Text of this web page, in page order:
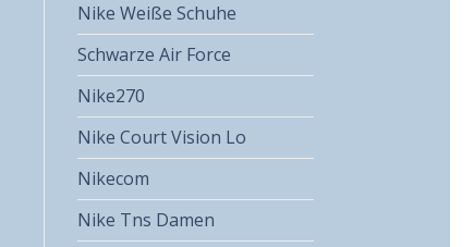
Nike Weiße Schuhe
Schwarze Air Force
Nike270
Nike Court Vision Lo
Nikecom
Nike Tns Damen